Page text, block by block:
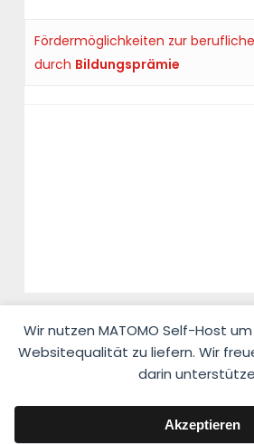
Wir nutzen MATOMO Self-Host
Websitequalität zu liefern. Wir
darin
Akzeptieren
Fördermöglichkeiten zur
durch Bildungsprämie
© 2026 Fahrlehrerverband